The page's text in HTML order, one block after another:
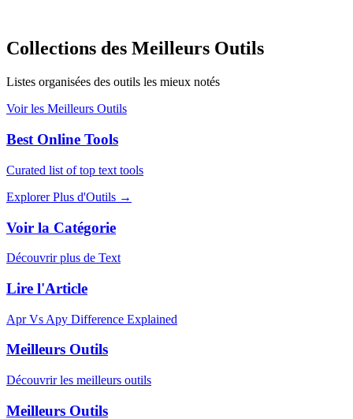
Collections des Meilleurs Outils
Listes organisées des outils les mieux notés
Voir les Meilleurs Outils
Best Online Tools
Curated list of top text tools
Explorer Plus d'Outils →
Voir la Catégorie
Découvrir plus de Text
Lire l'Article
Apr Vs Apy Difference Explained
Meilleurs Outils
Découvrir les meilleurs outils
Meilleurs Outils